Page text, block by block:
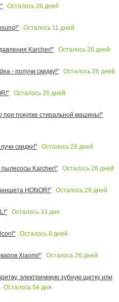
Осталось 26 дней
Осталось 11 дней
Karcher!"
Осталось 26 дней
- получи скидку!"
Осталось 26 дней
Осталось 26 дней
покупке стиральной машины!"
скидку!"
Осталось 26 дней
Karcher!"
Осталось 26 дней
HONOR!"
Осталось 26 дней
Осталось 33 дня
Осталось 8 дней
Xiaomi!"
Осталось 26 дней
электричекую зубную щетку или
Осталось 54 дня